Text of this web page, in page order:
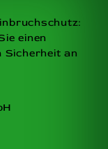
einen
Sicherheit an